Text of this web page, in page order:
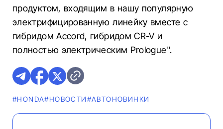
продуктом, входящим в нашу популярную
электрифицированную линейку вместе с
гибридом Accord, гибридом CR-V и
полностью электрическим Prologue".
#HONDA#НОВОСТИ#AВТОНОВИНКИ